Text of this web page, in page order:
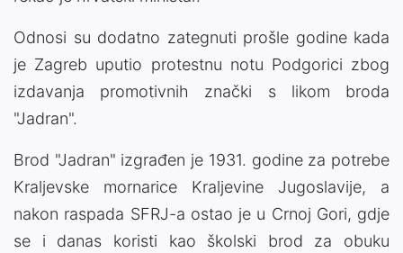
Odnosi su dodatno zategnuti prošle godine kada
je Zagreb uputio protestnu notu Podgorici zbog
izdavanja promotivnih znački s likom broda
"Jadran".
Brod "Jadran" izgrađen je 1931. godine za potrebe
Kraljevske mornarice Kraljevine Jugoslavije, a
nakon raspada SFRJ-a ostao je u Crnoj Gori, gdje
se i danas koristi kao školski brod za obuku